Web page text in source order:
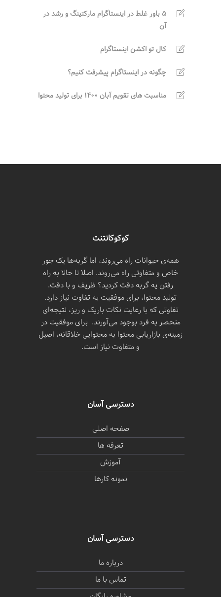
5 باور غلط در اینستاگرام مارکتینگ و رشد در
آن
کال تو اکشن اینستاگرام
چگونه در اینستاگرام پیشرفت کنیم؟
مناسبت های تقویم آبان 1400 برای تولید محتوا
کوکوکانتنت
همه‌ی حیوانات راه می‌روند، اما گربه‌ها یک جور
خاص و متفاوتی راه می‌روند. اصلا تا حالا به راه
رفتن یه گربه دقت کردید؟ ظریف و با دقت.
تولید محتوا، برای موفقیت به تفاوت نیاز دارد.
تفاوتی که با رعایت نکات باریک و ریز، نتیجه‌ای
منحصر به فرد بوجود می‌آورند. برای موفقیت در
زمینه‌ی بازاریابی محتوا به محتوایی خلاقانه، اصیل
و متفاوت نیاز است.
دسترسی آسان
صفحه اصلی
تعرفه ها
آموزش
نمونه کارها
دسترسی آسان
درباره ما
تماس با ما